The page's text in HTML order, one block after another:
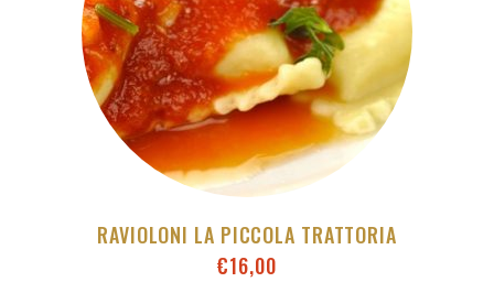
RAVIOLONI LA PICCOLA TRATTORIA
€16,00